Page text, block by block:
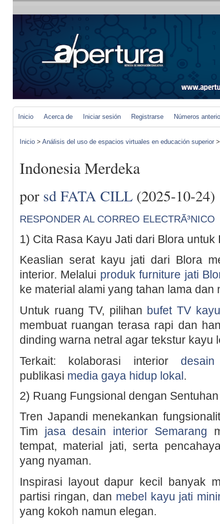
Inicio Acerca de Iniciar sesión Registrarse Números
Inicio > Análisis del uso de espacios virtuales en educación superior
Indonesia Merdeka
por sd FATA CILL (2025-10-24)
RESPONDER AL CORREO ELECTRÃ³NICO
1) Cita Rasa Kayu Jati dari Blora untuk
Keaslian serat kayu jati dari Blora
interior. Melalui produk furniture jati
ke material alami yang tahan lama dan
Untuk ruang TV, pilihan bufet TV
membuat ruangan terasa rapi dan
dinding warna netral agar tekstur kayu
Terkait: kolaborasi interior
publikasi media gaya hidup lokal.
2) Ruang Fungsional dengan
Tren Japandi menekankan
Tim jasa desain interior Semarang
tempat, material jati, serta
yang nyaman.
Inspirasi layout dapur kecil banyak
partisi ringan, dan mebel kayu jati
yang kokoh namun elegan.